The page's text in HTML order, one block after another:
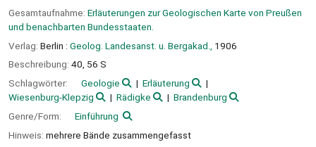
Gesamtaufnahme: Erläuterungen zur Geologischen Karte von Preußen
und benachbarten Bundesstaaten.
Verlag: Berlin : Geolog. Landesanst. u. Bergakad.,
1906
Beschreibung: 40, 56 S
Schlagwörter:
Geologie
Erläuterung
Wiesenburg-Klepzig
Rädigke
Brandenburg
Genre/Form:
Einführung
Hinweis: mehrere Bände zusammengefasst